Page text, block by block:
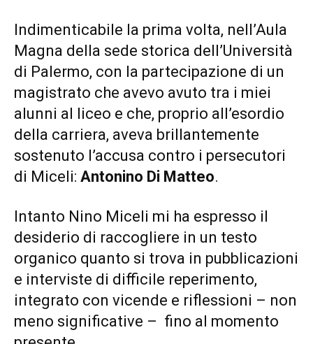
Indimenticabile la prima volta, nell’Aula
Magna della sede storica dell’Università
di Palermo, con la partecipazione di un
magistrato che avevo avuto tra i miei
alunni al liceo e che, proprio all’esordio
della carriera, aveva brillantemente
sostenuto l’accusa contro i persecutori
di Miceli: Antonino Di Matteo.
Intanto Nino Miceli mi ha espresso il
desiderio di raccogliere in un testo
organico quanto si trova in pubblicazioni
e interviste di difficile reperimento,
integrato con vicende e riflessioni – non
meno significative – fino al momento